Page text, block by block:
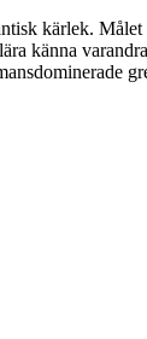
kärlek.
känna